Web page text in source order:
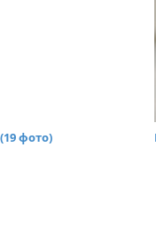
фото)